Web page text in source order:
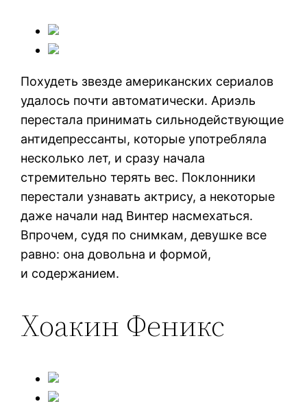
Похудеть звезде американских сериалов
удалось почти автоматически. Ариэль
перестала принимать сильнодействующие
антидепрессанты, которые употребляла
несколько лет, и сразу начала
стремительно терять вес. Поклонники
перестали узнавать актрису, а некоторые
даже начали над Винтер насмехаться.
Впрочем, судя по снимкам, девушке все
равно: она довольна и формой,
и содержанием.
Хоакин Феникс